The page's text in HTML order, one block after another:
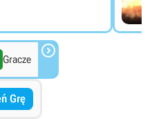
Gracze 
Grę